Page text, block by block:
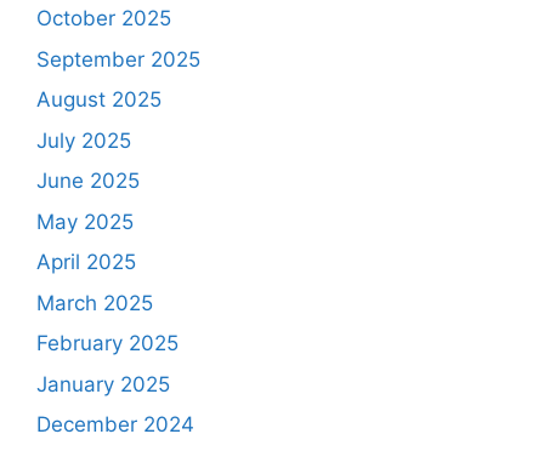
October 2025
September 2025
August 2025
July 2025
June 2025
May 2025
April 2025
March 2025
February 2025
January 2025
December 2024